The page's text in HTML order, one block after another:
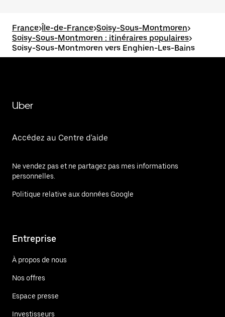
France>Île-de-France>Soisy-Sous-Montmoren>
Soisy-Sous-Montmoren : itinéraires populaires>
Soisy-Sous-Montmoren vers Enghien-Les-Bains
Uber
Accédez au Centre d'aide
Ne vendez pas et ne partagez pas mes informations
personnelles.
Politique relative aux données Google
Entreprise
À propos de nous
Nos offres
Espace presse
Investisseurs